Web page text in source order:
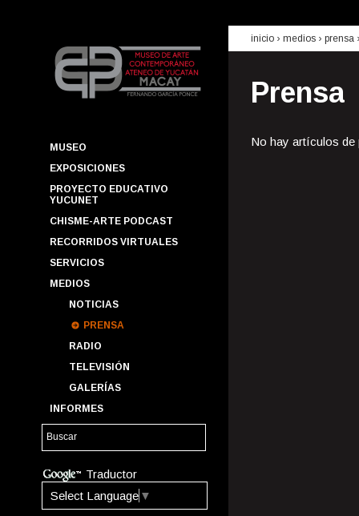
MUSEO
EXPOSICIONES
PROYECTO EDUCATIVO
YUCUNET
CHISME-ARTE PODCAST
RECORRIDOS VIRTUALES
SERVICIOS
MEDIOS
NOTICIAS
PRENSA
RADIO
TELEVISIÓN
GALERÍAS
INFORMES
Traductor
Select Language ▼
inicio › medios › prensa
Prensa
No hay artículos de